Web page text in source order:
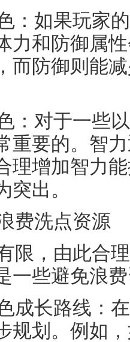
：如果玩家
力和防御属
而防御则能
：对于一些
重要的。智
理增加智力
出。
费洗点资源
限，由此合
一些避免浪
成长路线：
规划。例如